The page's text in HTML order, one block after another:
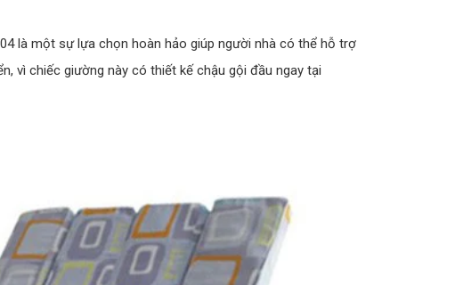
là một sự lựa chọn hoàn hảo giúp người nhà có thể hỗ trợ
vì chiếc giường này có thiết kế chậu gội đầu ngay tại